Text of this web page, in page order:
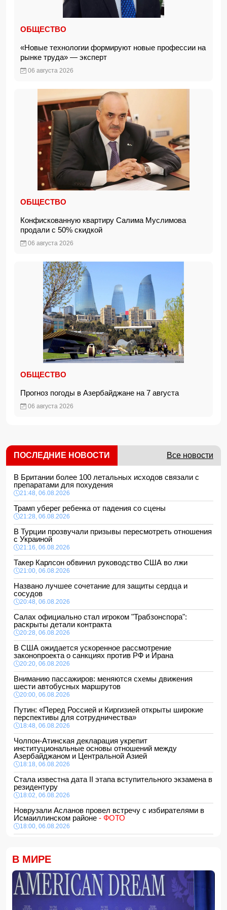
ОБЩЕСТВО
«Новые технологии формируют новые профессии на
рынке труда» — эксперт
06 августа 2026
ОБЩЕСТВО
Конфискованную квартиру Салима Муслимова
продали с 50% скидкой
06 августа 2026
ОБЩЕСТВО
Прогноз погоды в Азербайджане на 7 августа
06 августа 2026
ПОСЛЕДНИЕ НОВОСТИ Все новости
В Британии более 100 летальных исходов связали с
препаратами для похудения
21:48, 06.08.2026
Трамп уберег ребенка от падения со сцены
21:28, 06.08.2026
В Турции прозвучали призывы пересмотреть отношения
с Украиной
21:16, 06.08.2026
Такер Карлсон обвинил руководство США во лжи
21:00, 06.08.2026
Названо лучшее сочетание для защиты сердца и
сосудов
20:48, 06.08.2026
Салах официально стал игроком "Трабзонспора":
раскрыты детали контракта
20:28, 06.08.2026
В США ожидается ускоренное рассмотрение
законопроекта о санкциях против РФ и Ирана
20:20, 06.08.2026
Вниманию пассажиров: меняются схемы движения
шести автобусных маршрутов
20:00, 06.08.2026
Путин: «Перед Россией и Киргизией открыты широкие
перспективы для сотрудничества»
18:48, 06.08.2026
Чолпон-Атинская декларация укрепит
институциональные основы отношений между
Азербайджаном и Центральной Азией
18:18, 06.08.2026
Стала известна дата II этапа вступительного экзамена в
резидентуру
18:02, 06.08.2026
Новрузали Асланов провел встречу с избирателями в
Исмаиллинском районе - ФОТО
18:00, 06.08.2026
16:48, 06.08.2026
Джейхун Байрамов и Андрей Сибига проводят встречу в
Киеве
16:28, 06.08.2026
Гави покрасил волосы в розовый цвет в честь победы
В МИРЕ